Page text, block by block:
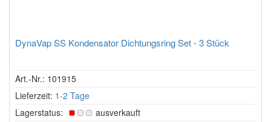
DynaVap SS Kondensator Dichtungsring Set - 3 Stück
Art.-Nr.: 101915
Lieferzeit: 1-2 Tage
Lagerstatus:
ausverkauft